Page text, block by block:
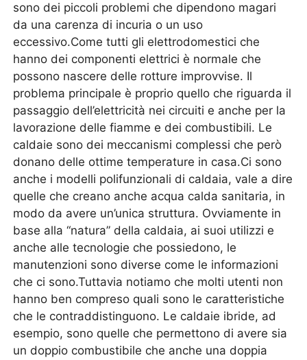
sono dei piccoli problemi che dipendono magari
da una carenza di incuria o un uso
eccessivo.Come tutti gli elettrodomestici che
hanno dei componenti elettrici è normale che
possono nascere delle rotture improvvise. Il
problema principale è proprio quello che riguarda il
passaggio dell’elettricità nei circuiti e anche per la
lavorazione delle fiamme e dei combustibili. Le
caldaie sono dei meccanismi complessi che però
donano delle ottime temperature in casa.Ci sono
anche i modelli polifunzionali di caldaia, vale a dire
quelle che creano anche acqua calda sanitaria, in
modo da avere un’unica struttura. Ovviamente in
base alla “natura” della caldaia, ai suoi utilizzi e
anche alle tecnologie che possiedono, le
manutenzioni sono diverse come le informazioni
che ci sono.Tuttavia notiamo che molti utenti non
hanno ben compreso quali sono le caratteristiche
che le contraddistinguono. Le caldaie ibride, ad
esempio, sono quelle che permettono di avere sia
un doppio combustibile che anche una doppia